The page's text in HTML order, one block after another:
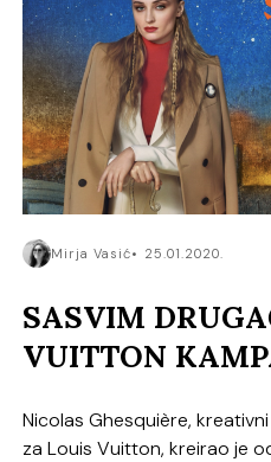
Mirja Vasić 25.01.2020.
SASVIM
VUITTON
Nicolas Ghesquière,
za Louis Vuitton, kreirao je